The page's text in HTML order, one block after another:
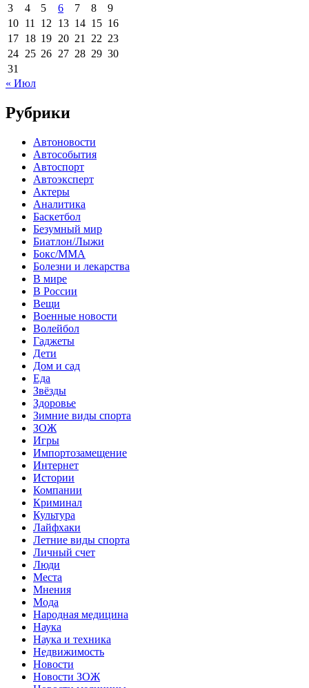
3
4 5 6 7 8
9
10 11 12 13 14 15 16
17 18 19 20 21 22 23
24 25 26 27 28 29 30
31
« Июл
Рубрики
Автоновости
Автособытия
Автоспорт
Автоэксперт
Актеры
Аналитика
Баскетбол
Безумный мир
Биатлон/Лыжи
Бокс/MMA
Болезни и лекарства
В мире
В России
Вещи
Военные новости
Волейбол
Гаджеты
Дети
Дом и сад
Еда
Звёзды
Здоровье
Зимние виды спорта
ЗОЖ
Игры
Импортозамещение
Интернет
Истории
Компании
Криминал
Культура
Лайфхаки
Летние виды спорта
Личный счет
Люди
Места
Мнения
Мода
Народная медицина
Наука
Наука и техника
Недвижимость
Новости
Новости ЗОЖ